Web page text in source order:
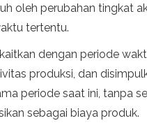
oleh perubahan tingkat
tertentu.
dengan periode
produksi, dan
periode saat ini, tanpa
sebagai biaya produk.